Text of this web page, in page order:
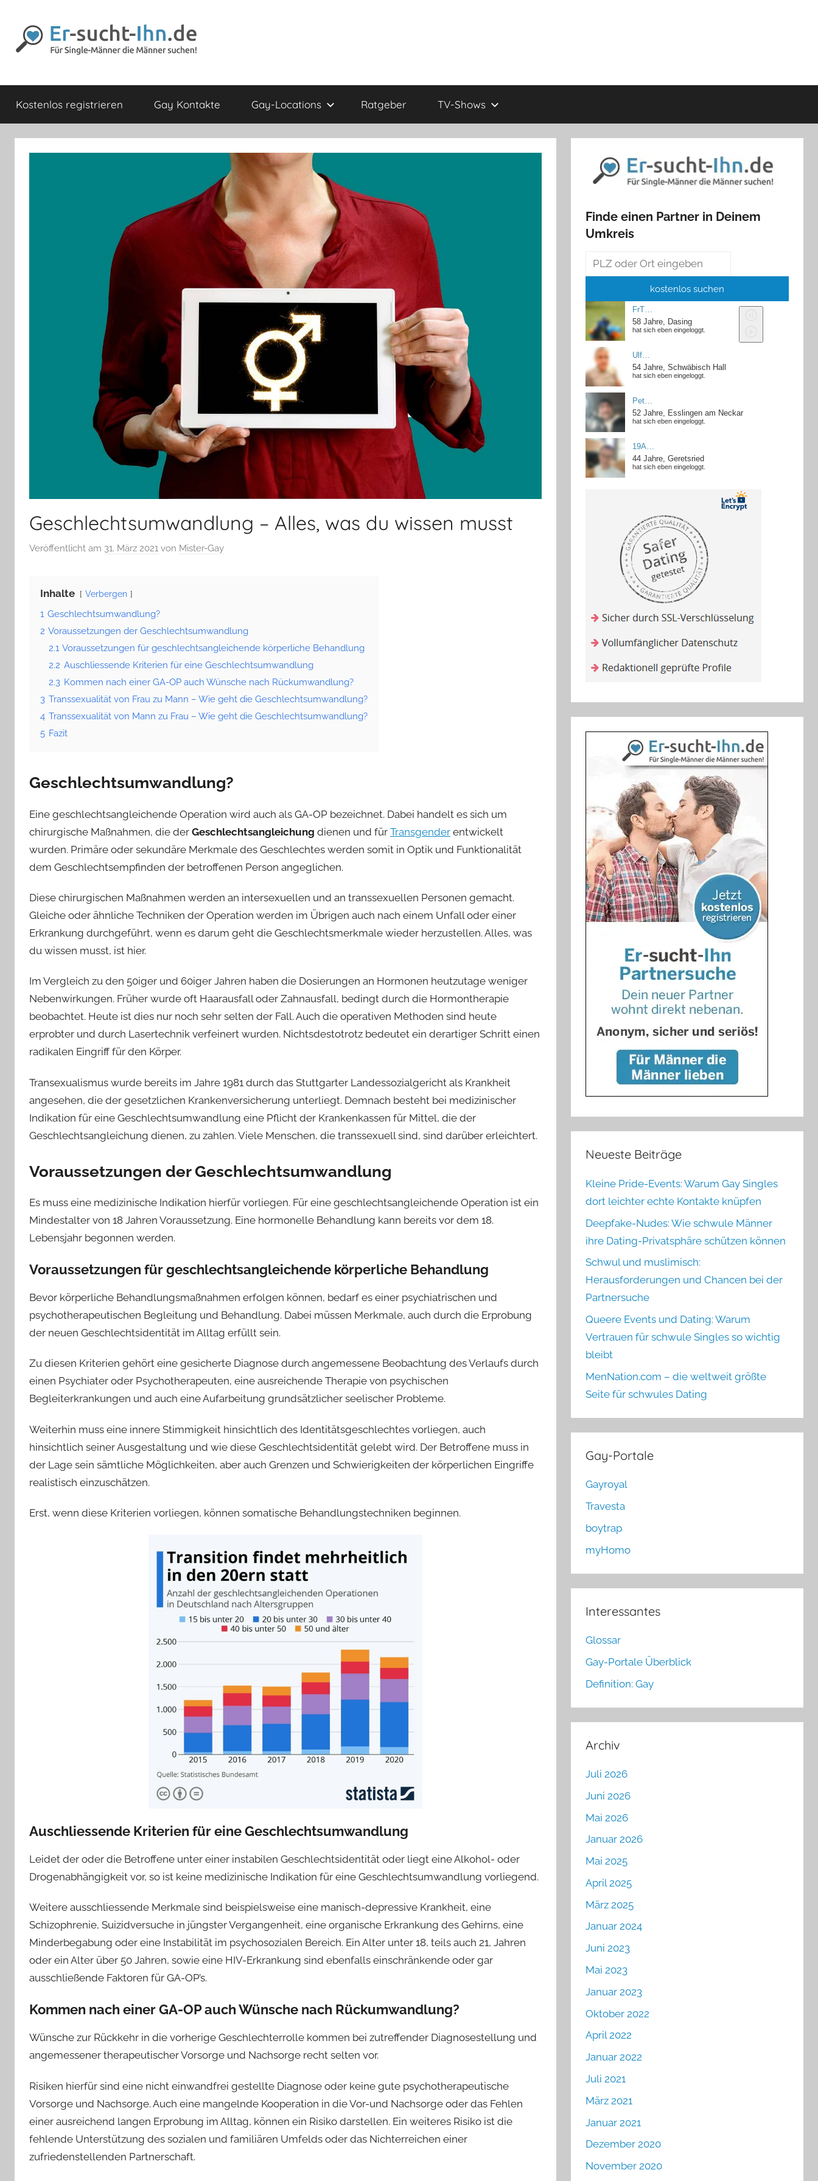
Inhalt
springen
Er-
sucht-
Ihn.de
Männer
die
Kostenlos registrieren Gay Kontakte Gay-Locations Ratgeber TV-Shows
Geschlechtsumwandlung – Alles, was du wissen musst
Veröffentlicht am 31. März 2021 von Mister-Gay
Inhalte Verbergen
1 Geschlechtsumwandlung?
2 Voraussetzungen der Geschlechtsumwandlung
2.1 Voraussetzungen für geschlechtsangleichende körperliche Behandlung
2.2 Auschliessende Kriterien für eine Geschlechtsumwandlung
2.3 Kommen nach einer GA-OP auch Wünsche nach Rückumwandlung?
3 Transsexualität von Frau zu Mann – Wie geht die Geschlechtsumwandlung?
4 Transsexualität von Mann zu Frau – Wie geht die Geschlechtsumwandlung?
5 Fazit
Geschlechtsumwandlung?
Eine geschlechtsangleichende Operation wird auch als GA-OP bezeichnet. Dabei handelt es sich um
chirurgische Maßnahmen, die der Geschlechtsangleichung dienen und für Transgender entwickelt
wurden. Primäre oder sekundäre Merkmale des Geschlechtes werden somit in Optik und Funktionalität
dem Geschlechtsempfinden der betroffenen Person angeglichen.
Diese chirurgischen Maßnahmen werden an intersexuellen und an transsexuellen Personen gemacht.
Gleiche oder ähnliche Techniken der Operation werden im Übrigen auch nach einem Unfall oder einer
Erkrankung durchgeführt, wenn es darum geht die Geschlechtsmerkmale wieder herzustellen. Alles, was
du wissen musst, ist hier.
Im Vergleich zu den 50iger und 60iger Jahren haben die Dosierungen an Hormonen heutzutage weniger
Nebenwirkungen. Früher wurde oft Haarausfall oder Zahnausfall, bedingt durch die Hormontherapie
beobachtet. Heute ist dies nur noch sehr selten der Fall. Auch die operativen Methoden sind heute
erprobter und durch Lasertechnik verfeinert wurden. Nichtsdestotrotz bedeutet ein derartiger Schritt einen
radikalen Eingriff für den Körper.
Transexualismus wurde bereits im Jahre 1981 durch das Stuttgarter Landessozialgericht als Krankheit
angesehen, die der gesetzlichen Krankenversicherung unterliegt. Demnach besteht bei medizinischer
Indikation für eine Geschlechtsumwandlung eine Pflicht der Krankenkassen für Mittel, die der
Geschlechtsangleichung dienen, zu zahlen. Viele Menschen, die transsexuell sind, sind darüber erleichtert.
Voraussetzungen der Geschlechtsumwandlung
Es muss eine medizinische Indikation hierfür vorliegen. Für eine geschlechtsangleichende Operation ist ein
Mindestalter von 18 Jahren Voraussetzung. Eine hormonelle Behandlung kann bereits vor dem 18.
Lebensjahr begonnen werden.
Voraussetzungen für geschlechtsangleichende körperliche Behandlung
Bevor körperliche Behandlungsmaßnahmen erfolgen können, bedarf es einer psychiatrischen und
psychotherapeutischen Begleitung und Behandlung. Dabei müssen Merkmale, auch durch die Erprobung
der neuen Geschlechtsidentität im Alltag erfüllt sein.
Zu diesen Kriterien gehört eine gesicherte Diagnose durch angemessene Beobachtung des Verlaufs durch
einen Psychiater oder Psychotherapeuten, eine ausreichende Therapie von psychischen
Begleiterkrankungen und auch eine Aufarbeitung grundsätzlicher seelischer Probleme.
Weiterhin muss eine innere Stimmigkeit hinsichtlich des Identitätsgeschlechtes vorliegen, auch
hinsichtlich seiner Ausgestaltung und wie diese Geschlechtsidentität gelebt wird. Der Betroffene muss in
der Lage sein sämtliche Möglichkeiten, aber auch Grenzen und Schwierigkeiten der körperlichen Eingriffe
realistisch einzuschätzen.
Erst, wenn diese Kriterien vorliegen, können somatische Behandlungstechniken beginnen.
Auschliessende Kriterien für eine Geschlechtsumwandlung
Leidet der oder die Betroffene unter einer instabilen Geschlechtsidentität oder liegt eine Alkohol- oder
Drogenabhängigkeit vor, so ist keine medizinische Indikation für eine Geschlechtsumwandlung vorliegend.
Weitere ausschliessende Merkmale sind beispielsweise eine manisch-depressive Krankheit, eine
Schizophrenie, Suizidversuche in jüngster Vergangenheit, eine organische Erkrankung des Gehirns, eine
Minderbegabung oder eine Instabilität im psychosozialen Bereich. Ein Alter unter 18, teils auch 21, Jahren
oder ein Alter über 50 Jahren, sowie eine HIV-Erkrankung sind ebenfalls einschränkende oder gar
ausschließende Faktoren für GA-OP’s.
Kommen nach einer GA-OP auch Wünsche nach Rückumwandlung?
Wünsche zur Rückkehr in die vorherige Geschlechterrolle kommen bei zutreffender Diagnosestellung und
angemessener therapeutischer Vorsorge und Nachsorge recht selten vor.
Risiken hierfür sind eine nicht einwandfrei gestellte Diagnose oder keine gute psychotherapeutische
Vorsorge und Nachsorge. Auch eine mangelnde Kooperation in die Vor-und Nachsorge oder das Fehlen
einer ausreichend langen Erprobung im Alltag, können ein Risiko darstellen. Ein weiteres Risiko ist die
fehlende Unterstützung des sozialen und familiären Umfelds oder das Nichterreichen einer
zufriedenstellenden Partnerschaft.
Finde einen Partner in Deinem
Umkreis
Neueste Beiträge
Kleine Pride-Events: Warum Gay Singles
dort leichter echte Kontakte knüpfen
Deepfake-Nudes: Wie schwule Männer
ihre Dating-Privatsphäre schützen können
Schwul und muslimisch:
Herausforderungen und Chancen bei der
Partnersuche
Queere Events und Dating: Warum
Vertrauen für schwule Singles so wichtig
bleibt
MenNation.com – die weltweit größte
Seite für schwules Dating
Gay-Portale
Gayroyal
Travesta
boytrap
myHomo
Interessantes
Glossar
Gay-Portale Überblick
Definition: Gay
Archiv
Juli 2026
Juni 2026
Mai 2026
Januar 2026
Mai 2025
April 2025
März 2025
Januar 2024
Juni 2023
Mai 2023
Januar 2023
Oktober 2022
April 2022
Januar 2022
Juli 2021
März 2021
Januar 2021
Dezember 2020
November 2020